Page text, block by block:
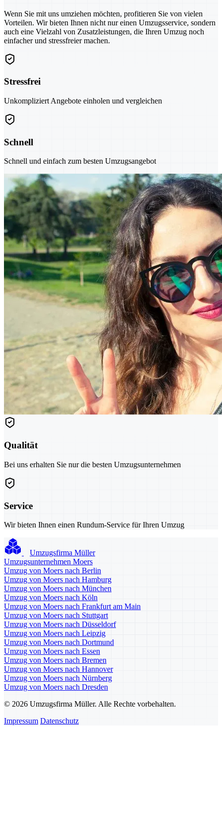
Wenn Sie mit uns umziehen möchten, profitieren Sie von vielen
Vorteilen. Wir bieten Ihnen nicht nur einen Umzugsservice, sondern
auch eine Vielzahl von Zusatzleistungen, die Ihren Umzug noch
einfacher und stressfreier machen.
Stressfrei
Unkompliziert Angebote einholen und vergleichen
Schnell
Schnell und einfach zum besten Umzugsangebot
Qualität
Bei uns erhalten Sie nur die besten Umzugsunternehmen
Service
Wir bieten Ihnen einen Rundum-Service für Ihren Umzug
Umzugsfirma Müller
Umzugsunternehmen Moers
Umzug von Moers nach Berlin
Umzug von Moers nach Hamburg
Umzug von Moers nach München
Umzug von Moers nach Köln
Umzug von Moers nach Frankfurt am Main
Umzug von Moers nach Stuttgart
Umzug von Moers nach Düsseldorf
Umzug von Moers nach Leipzig
Umzug von Moers nach Dortmund
Umzug von Moers nach Essen
Umzug von Moers nach Bremen
Umzug von Moers nach Hannover
Umzug von Moers nach Nürnberg
Umzug von Moers nach Dresden
© 2026 Umzugsfirma Müller. Alle Rechte vorbehalten.
Impressum Datenschutz